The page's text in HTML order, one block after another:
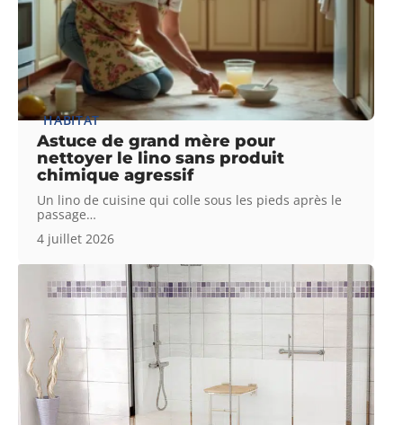
HABITAT
Astuce de grand mère pour
nettoyer le lino sans produit
chimique agressif
Un lino de cuisine qui colle sous les pieds après le
passage…
4 juillet 2026